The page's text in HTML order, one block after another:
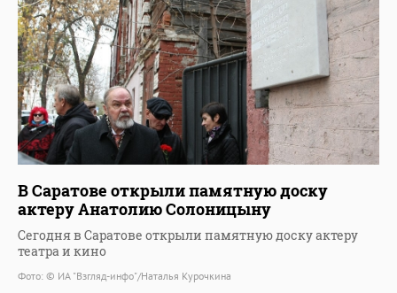
В Саратове открыли памятную доску
актеру Анатолию Солоницыну
Сегодня в Саратове открыли памятную доску актеру
театра и кино
Фото: © ИА "Взгляд-инфо"/Наталья Курочкина